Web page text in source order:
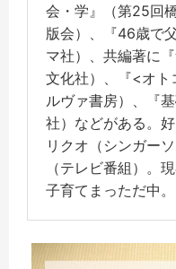
会・学』（第25回
版会）、『46歳で
マ社）、共編著に
文化社）、『<オト
ルヴァ書房）、『
社）などがある。
リクオ（シンガー
（テレビ番組）。
子育てまっただ中。